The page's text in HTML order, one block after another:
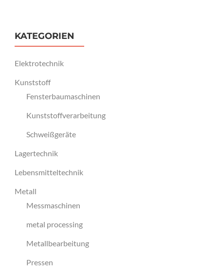
KATEGORIEN
Elektrotechnik
Kunststoff
Fensterbaumaschinen
Kunststoffverarbeitung
Schweißgeräte
Lagertechnik
Lebensmitteltechnik
Metall
Messmaschinen
metal processing
Metallbearbeitung
Pressen